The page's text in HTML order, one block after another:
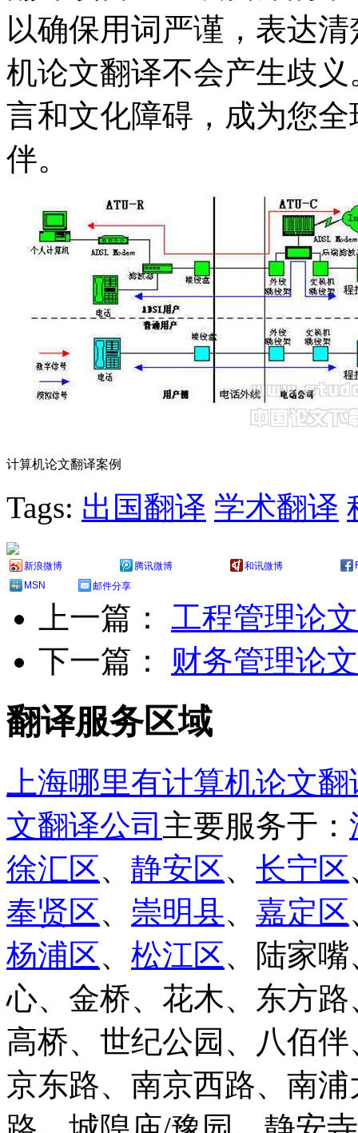
以确保用词严谨，表达
机论文翻译不会产生歧
言和文化障碍，成为您
伴。
计算机论文翻译案例
Tags: 出国翻译 学术翻译
新浪微博 腾讯微博 和讯微博
MSN
邮件分享
上一篇： 工程管理论
下一篇： 财务管理论
翻译服务区域
上海哪里有计算机论文
文翻译公司 主要服务于：
徐汇区、 静安区、 长宁区
奉贤区、 崇明县、 嘉定区
杨浦区、 松江区、陆家
心、金桥、花木、东方
高桥、世纪公园、八佰
京东路、南京西路、南